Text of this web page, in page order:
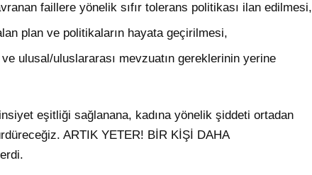
faillere yönelik sıfır tolerans politikası ilan edilmesi,
plan ve politikaların hayata geçirilmesi,
ulusal/uluslararası mevzuatın gereklerinin yerine
eşitliği sağlanana, kadına yönelik şiddeti ortadan
ARTIK YETER! BİR KİŞİ DAHA